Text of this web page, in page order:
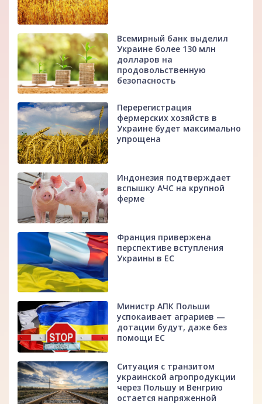
Всемирный банк выделил
Украине более 130 млн
долларов на
продовольственную
безопасность
Перерегистрация
фермерских хозяйств в
Украине будет максимально
упрощена
Индонезия подтверждает
вспышку АЧС на крупной
ферме
Франция привержена
перспективе вступления
Украины в ЕС
Министр АПК Польши
успокаивает аграриев —
дотации будут, даже без
помощи ЕС
Ситуация с транзитом
украинской агропродукции
через Польшу и Венгрию
остается напряженной